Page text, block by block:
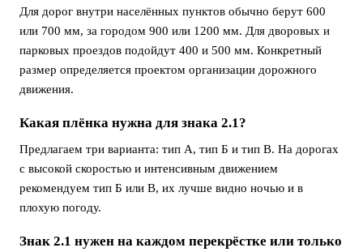
Для дорог внутри населённых пунктов обычно берут 600
или 700 мм, за городом 900 или 1200 мм. Для дворовых и
парковых проездов подойдут 400 и 500 мм. Конкретный
размер определяется проектом организации дорожного
движения.
Какая плёнка нужна для знака 2.1?
Предлагаем три варианта: тип А, тип Б и тип В. На дорогах
с высокой скоростью и интенсивным движением
рекомендуем тип Б или В, их лучше видно ночью и в
плохую погоду.
Знак 2.1 нужен на каждом перекрёстке или только